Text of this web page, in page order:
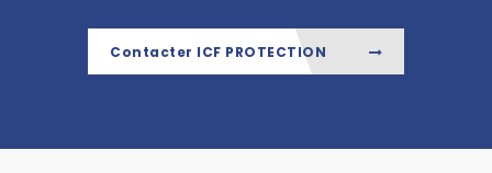
Contacter ICF PROTECTION